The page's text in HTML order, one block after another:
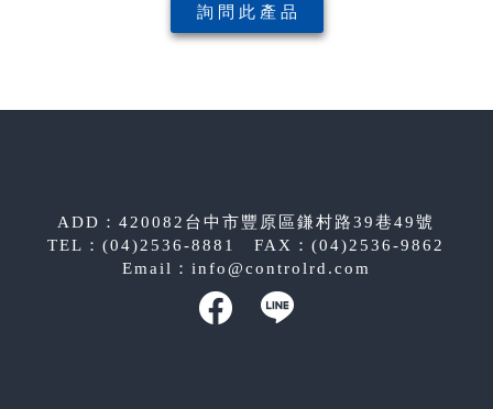
詢 問 此 產 品
ADD：420082台中市豐原區鎌村路39巷49號
TEL：(04)2536-8881 FAX：(04)2536-9862
Email： info@controlrd.com